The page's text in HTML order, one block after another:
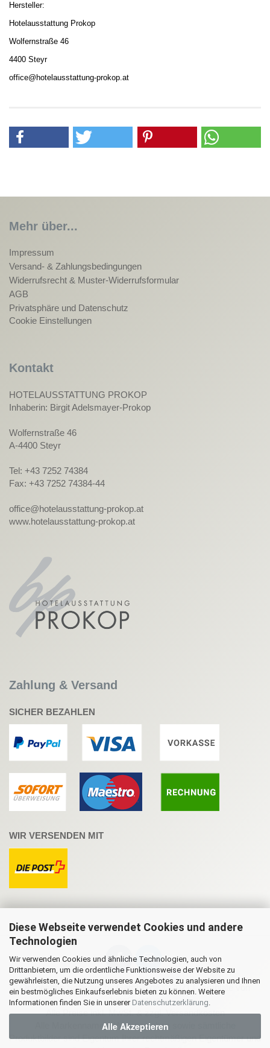
Diese Webseite verwendet Cookies und andere
Technologien
Wir verwenden Cookies und ähnliche Technologien, auch von
Drittanbietern, um die ordentliche Funktionsweise der Website zu
gewährleisten, die Nutzung unseres Angebotes zu analysieren und Ihnen
ein bestmögliches Einkaufserlebnis bieten zu können. Weitere
Informationen finden Sie in unsererDatenschutzerklärung.
Alle Akzeptieren
Hersteller:
Hotelausstattung Prokop
Wolfernstraße 46
4400 Steyr
office@hotelausstattung-prokop.at
Mehr über...
Impressum
Versand- & Zahlungsbedingungen
Widerrufsrecht & Muster-Widerrufsformular
AGB
Privatsphäre und Datenschutz
Cookie Einstellungen
Kontakt
HOTELAUSSTATTUNG PROKOP
Inhaberin: Birgit Adelsmayer-Prokop
Wolfernstraße 46
A-4400 Steyr
Tel: +43 7252 74384
Fax: +43 7252 74384-44
office@hotelausstattung-prokop.at
www.hotelausstattung-prokop.at
Zahlung & Versand
SICHER BEZAHLEN
WIR VERSENDEN MIT
Onlineshop Softwareby Gambio.de © 2021 | Template von
JungCreative.
Alle Preise inkl. MwSt. & zzgl. Versandkosten
Alle Markennamen, Warenzeichen sowie sämtliche
Produktbilder sind Eigentum Ihrer rechtmäßigen Eigentümer und